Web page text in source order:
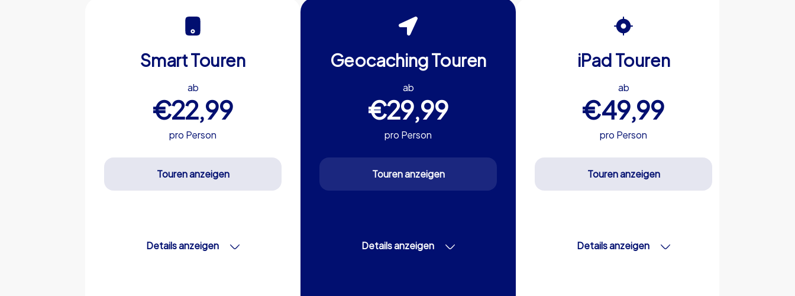
Smart Touren
ab
€22,99
pro Person
Touren anzeigen
Details anzeigen
Geocaching Touren
ab
€29,99
pro Person
Touren anzeigen
Details anzeigen
iPad Touren
ab
€49,99
pro Person
Touren anzeigen
Details anzeigen